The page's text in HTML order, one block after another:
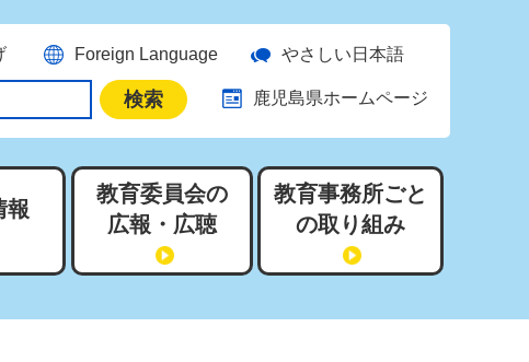
Foreign Language やさしい日本語
鹿児島県ホームページ
報
教育委員会の
広報・広聴
教育事務所ごと
の取り組み